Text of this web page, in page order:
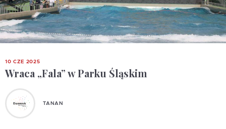
10 CZE 2025
Wraca „Fala” w Parku Śląskim
TANAN